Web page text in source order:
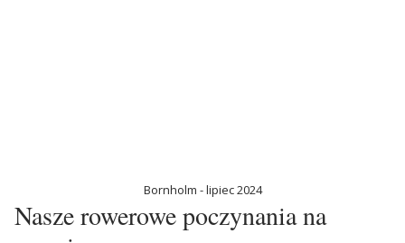
Bornholm - lipiec 2024
Nasze rowerowe poczynania na